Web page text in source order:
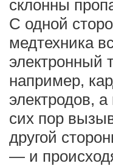
склонны
С одной
медтехника
электронный
например,
электродов,
сих пор
другой
— и